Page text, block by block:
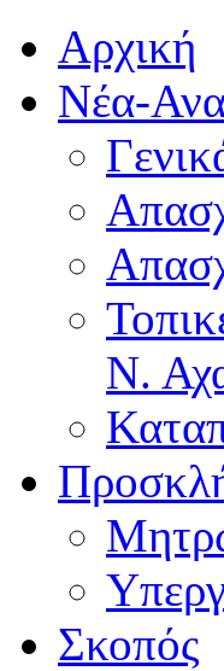
Αρχική
Νέα-
Ν.
Σκοπός